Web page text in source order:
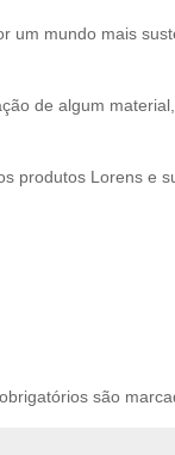
um mundo mais
de algum
produtos Lorens e
são